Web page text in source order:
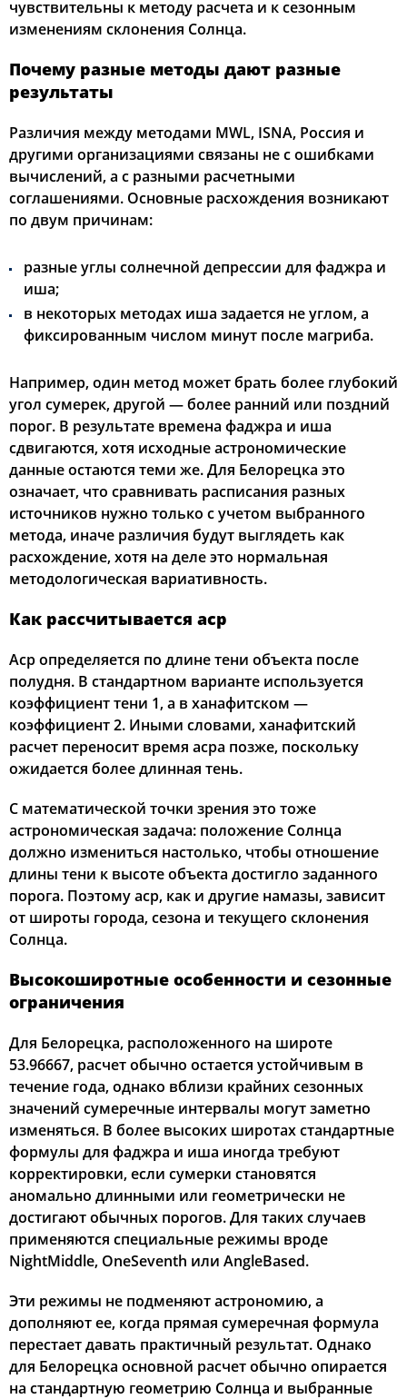
чувствительны к методу расчета и к сезонным
изменениям склонения Солнца.
Почему разные методы дают разные
результаты
Различия между методами MWL, ISNA, Россия и
другими организациями связаны не с ошибками
вычислений, а с разными расчетными
соглашениями. Основные расхождения возникают
по двум причинам:
разные углы солнечной депрессии для фаджра и
иша;
в некоторых методах иша задается не углом, а
фиксированным числом минут после магриба.
Например, один метод может брать более глубокий
угол сумерек, другой — более ранний или поздний
порог. В результате времена фаджра и иша
сдвигаются, хотя исходные астрономические
данные остаются теми же. Для Белорецка это
означает, что сравнивать расписания разных
источников нужно только с учетом выбранного
метода, иначе различия будут выглядеть как
расхождение, хотя на деле это нормальная
методологическая вариативность.
Как рассчитывается аср
Аср определяется по длине тени объекта после
полудня. В стандартном варианте используется
коэффициент тени 1, а в ханафитском —
коэффициент 2. Иными словами, ханафитский
расчет переносит время асра позже, поскольку
ожидается более длинная тень.
С математической точки зрения это тоже
астрономическая задача: положение Солнца
должно измениться настолько, чтобы отношение
длины тени к высоте объекта достигло заданного
порога. Поэтому аср, как и другие намазы, зависит
от широты города, сезона и текущего склонения
Солнца.
Высокоширотные особенности и сезонные
ограничения
Для Белорецка, расположенного на широте
53.96667, расчет обычно остается устойчивым в
течение года, однако вблизи крайних сезонных
значений сумеречные интервалы могут заметно
изменяться. В более высоких широтах стандартные
формулы для фаджра и иша иногда требуют
корректировки, если сумерки становятся
аномально длинными или геометрически не
достигают обычных порогов. Для таких случаев
применяются специальные режимы вроде
NightMiddle, OneSeventh или AngleBased.
Эти режимы не подменяют астрономию, а
дополняют ее, когда прямая сумеречная формула
перестает давать практичный результат. Однако
для Белорецка основной расчет обычно опирается
на стандартную геометрию Солнца и выбранные